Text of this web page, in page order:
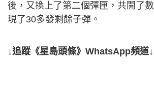
後，又換上了第二個彈匣，共開了
現了30多發剩餘子彈。
↓追蹤《星島頭條》WhatsApp頻道↓